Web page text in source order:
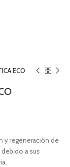
ECO
y regeneración de
a sus